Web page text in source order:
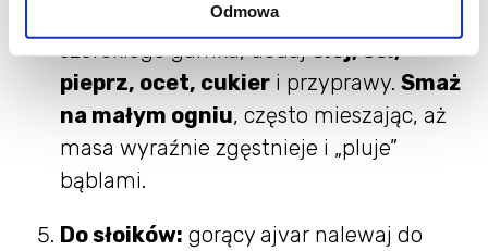
Odmowa
do ulubionej gładkości. Przełóż do
szerokiego garnka, dodajolej, sól,
pieprz, ocet, cukier i przyprawy. Smaż
na małym ogniu, często mieszając, aż
masa wyraźnie zgęstnieje i „pluje”
bąblami.
Do słoików: gorący ajvar nalewaj do